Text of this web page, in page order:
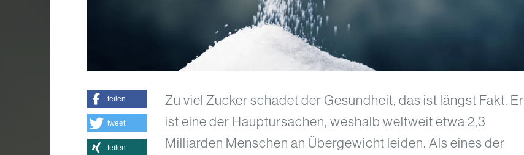
Zu viel Zucker schadet der Gesundheit, das ist längst Fakt. Er
ist eine der Hauptursachen, weshalb weltweit etwa 2,3
Milliarden Menschen an Übergewicht leiden. Als eines der
teilen
tweet
teilen